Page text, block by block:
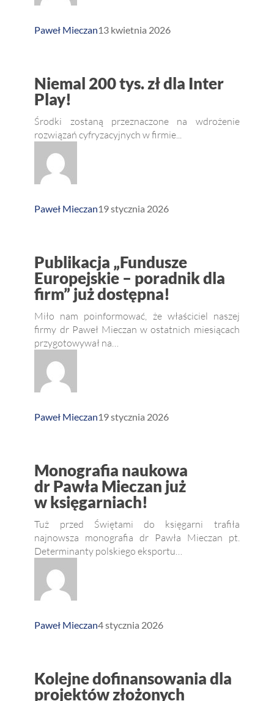
Paweł Mieczan13 kwietnia 2026
Niemal
200
Play!
Niemal 200 tys. zł dla Inter
Play!
Środki zostaną przeznaczone na wdrożenie
rozwiązań cyfryzacyjnych w firmie...
Paweł Mieczan19 stycznia 2026
Publikacja
„Fundusze
Europejskie
poradnik
dla
Publikacja „Fundusze
Europejskie – poradnik dla
firm” już dostępna!
Miło nam poinformować, że właściciel naszej
firmy dr Paweł Mieczan w ostatnich miesiącach
przygotowywał na…
Paweł Mieczan19 stycznia 2026
naukowa
dr Pawła
Mieczan
już
w księgarniach!
Monografia naukowa
dr Pawła Mieczan już
w księgarniach!
Tuż przed Świętami do księgarni trafiła
najnowsza monografia dr Pawła Mieczan pt.
Determinanty polskiego eksportu…
Paweł Mieczan4 stycznia 2026
Kolejne
dofinansowania
Kolejne dofinansowania dla
projektów złożonych